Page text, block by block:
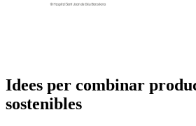
Idees per combinar
sostenibles